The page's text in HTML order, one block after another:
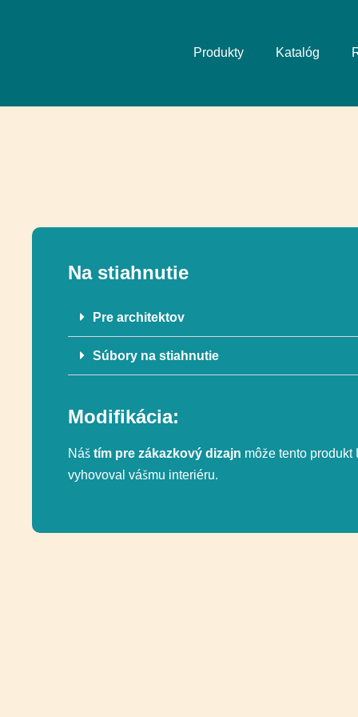
Produkty Katalóg
Na stiahnutie
Pre architektov
Súbory na stiahnutie
Modifikácia:
Náš tím pre zákazkový dizajn môže tento
vyhovoval vášmu interiéru.